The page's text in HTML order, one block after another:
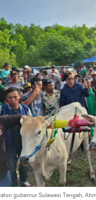
gubernur Sulawesi Tengah,